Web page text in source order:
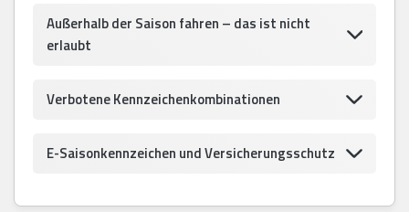
Außerhalb der Saison fahren – das ist nicht
erlaubt
Verbotene Kennzeichenkombinationen
E-Saisonkennzeichen und Versicherungsschutz